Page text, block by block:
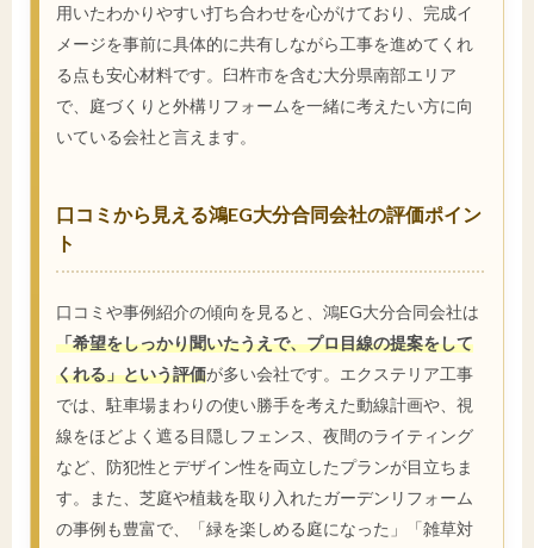
用いたわかりやすい打ち合わせを心がけており、完成イ
メージを事前に具体的に共有しながら工事を進めてくれ
る点も安心材料です。臼杵市を含む大分県南部エリア
で、庭づくりと外構リフォームを一緒に考えたい方に向
いている会社と言えます。
口コミから見える鴻EG大分合同会社の評価ポイン
ト
口コミや事例紹介の傾向を見ると、鴻EG大分合同会社は
「希望をしっかり聞いたうえで、プロ目線の提案をして
くれる」という評価が多い会社です。エクステリア工事
では、駐車場まわりの使い勝手を考えた動線計画や、視
線をほどよく遮る目隠しフェンス、夜間のライティング
など、防犯性とデザイン性を両立したプランが目立ちま
す。また、芝庭や植栽を取り入れたガーデンリフォーム
の事例も豊富で、「緑を楽しめる庭になった」「雑草対